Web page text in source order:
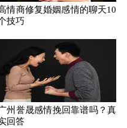
情商修复婚姻感情的聊天10
技巧
州誉晟感情挽回靠谱吗？真
回答